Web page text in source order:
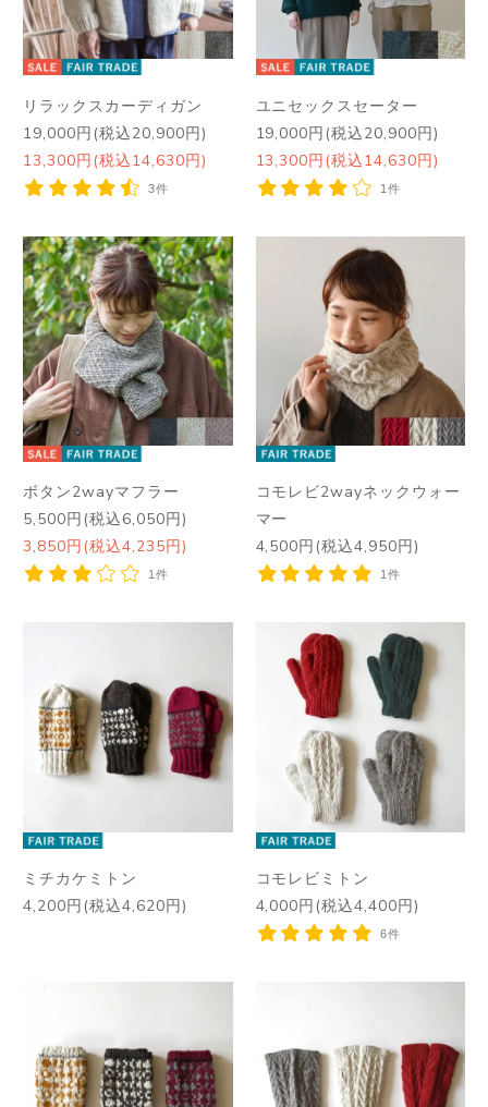
リラックスカーディガン
19,000円(税込20,900円)
13,300円(税込14,630円)
3件
ユニセックスセーター
19,000円(税込20,900円)
13,300円(税込14,630円)
1件
ボタン2wayマフラー
5,500円(税込6,050円)
3,850円(税込4,235円)
1件
コモレビ2wayネックウォー
マー
4,500円(税込4,950円)
1件
ミチカケミトン
4,200円(税込4,620円)
コモレビミトン
4,000円(税込4,400円)
6件